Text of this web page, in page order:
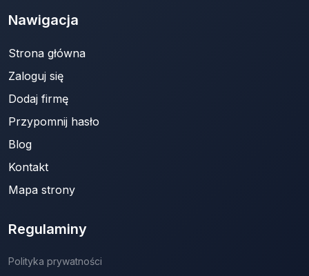
Nawigacja
Strona główna
Zaloguj się
Dodaj firmę
Przypomnij hasło
Blog
Kontakt
Mapa strony
Regulaminy
Polityka prywatności